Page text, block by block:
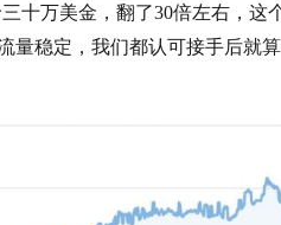
十万美金，翻了30倍左右，这
量稳定，我们都认可接手后就